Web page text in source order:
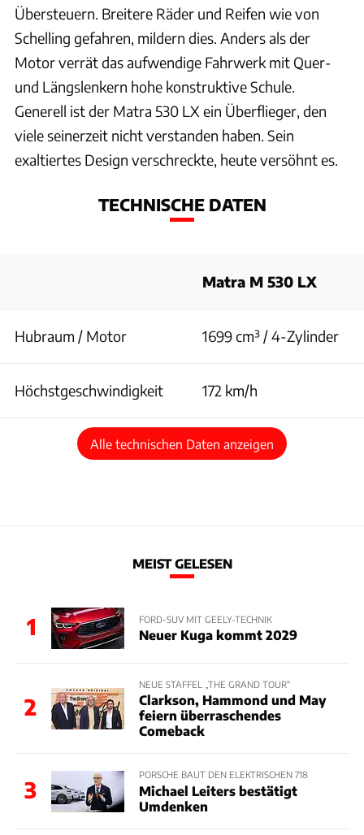
Übersteuern. Breitere Räder und Reifen wie von
Schelling gefahren, mildern dies. Anders als der
Motor verrät das aufwendige Fahrwerk mit Quer-
und Längslenkern hohe konstruktive Schule.
Generell ist der Matra 530 LX ein Überflieger, den
viele seinerzeit nicht verstanden haben. Sein
exaltiertes Design verschreckte, heute versöhnt es.
TECHNISCHE DATEN
Matra M 530 LX
Hubraum / Motor 1699 cm³ / 4-Zylinder
Höchstgeschwindigkeit 172 km/h
Alle technischen Daten anzeigen
MEIST GELESEN
1 FORD-SUV MIT GEELY-TECHNIK
Neuer Kuga kommt 2029
2
NEUE STAFFEL „THE GRAND TOUR“
Clarkson, Hammond und May
feiern überraschendes
Comeback
3
PORSCHE BAUT DEN ELEKTRISCHEN 718
Michael Leiters bestätigt
Umdenken